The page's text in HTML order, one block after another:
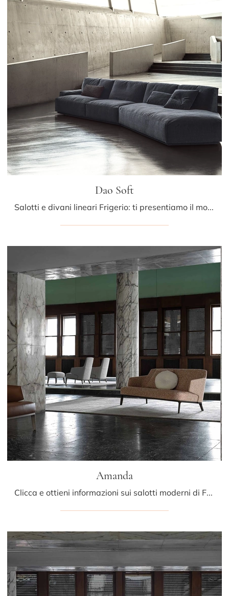
Dao Soft
Salotti e divani lineari Frigerio: ti presentiamo il modello Dao Soft in tessuto per valorizzare la zona giorno.
Amanda
Clicca e ottieni informazioni sui salotti moderni di Frigerio! Diversi modelli di divani, come Amanda, ti attendono.